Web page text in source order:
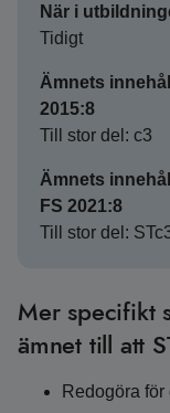
När i
Tidigt
Ämnets
2015:8
Till stor del: c3
Ämnets
FS 2021:8
Till stor del:
Mer specifikt
ämnet till att
Redogöra